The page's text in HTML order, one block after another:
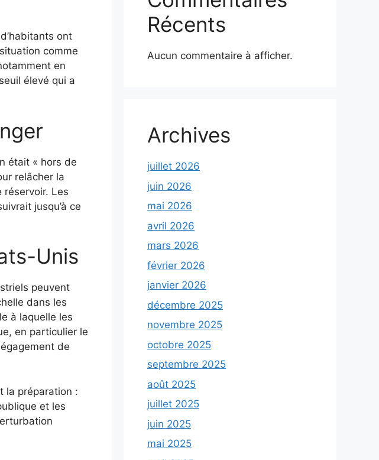
ont
comme
en
élevé qui a
était « hors de
relâcher la
Les
jusqu’à ce
Unis
peuvent
dans les
à laquelle les
en particulier le
de
la préparation :
et les
Récents
Aucun commentaire à afficher.
Archives
juillet 2026
juin 2026
mai 2026
avril 2026
mars 2026
février 2026
janvier 2026
décembre 2025
novembre 2025
octobre 2025
septembre 2025
août 2025
juillet 2025
juin 2025
mai 2025